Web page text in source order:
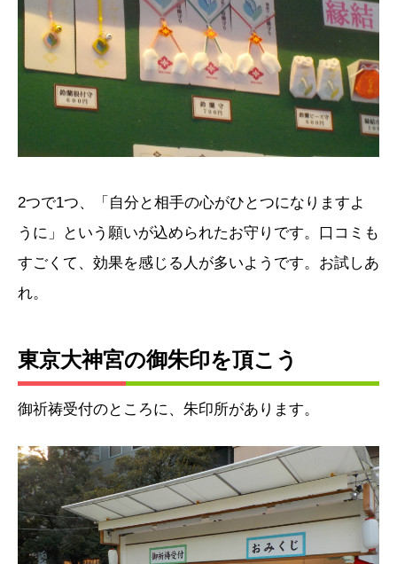
2つで1つ、「自分と相手の心がひとつになりますよ
うに」という願いが込められたお守りです。口コミも
すごくて、効果を感じる人が多いようです。お試しあ
れ。
東京大神宮の御朱印を頂こう
御祈祷受付のところに、朱印所があります。